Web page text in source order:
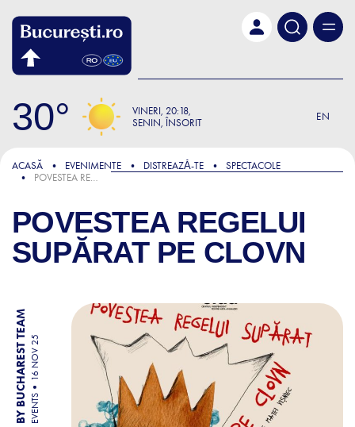
30 VINERI 20:18
SENIN, ÎNSORIT
EN
ACASĂ EVENIMENTE DISTREAZǍ-TE
SPECTACOLE
POVESTEA REGELUI SUPĂRAT PE CLOVN
POVESTEA REGELUI
SUPĂRAT PE CLOVN
BY BUCHAREST TEAM EVENTS
16 NOV 25